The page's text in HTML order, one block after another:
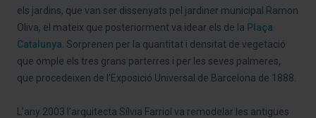
els jardins, que van ser dissenyats pel jardiner municipal Ramon
Oliva, el mateix que posteriorment va idear els de la Plaça
Catalunya . Sorprenen per la quantitat i densitat de vegetació
que omple els tres grans parterres i per les seves palmeres,
que procedeixen de l’Exposició Universal de Barcelona de 1888.
L’any 2003 l’arquitecta Sílvia Farriol va remodelar les antigues